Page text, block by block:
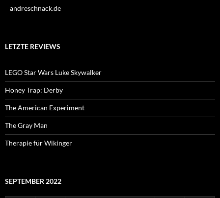
andreschnack.de
LETZTE REVIEWS
LEGO Star Wars Luke Skywalker
Honey Trap: Derby
The American Experiment
The Gray Man
Therapie für Wikinger
SEPTEMBER 2022